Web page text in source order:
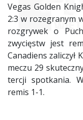
Vegas Golden
2:3 w rozegranym
rozgrywek o
zwycięstw jest
Canadiens zaliczył
meczu 29
tercji spotkania.
remis 1-1.